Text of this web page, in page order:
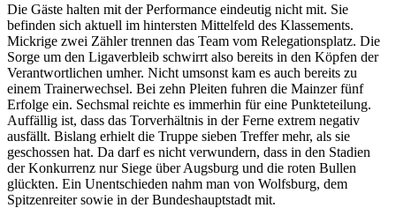
Die Gäste halten mit der Performance eindeutig nicht mit. Sie
befinden sich aktuell im hintersten Mittelfeld des Klassements.
Mickrige zwei Zähler trennen das Team vom Relegationsplatz. Die
Sorge um den Ligaverbleib schwirrt also bereits in den Köpfen der
Verantwortlichen umher. Nicht umsonst kam es auch bereits zu
einem Trainerwechsel. Bei zehn Pleiten fuhren die Mainzer fünf
Erfolge ein. Sechsmal reichte es immerhin für eine Punkteteilung.
Auffällig ist, dass das Torverhältnis in der Ferne extrem negativ
ausfällt. Bislang erhielt die Truppe sieben Treffer mehr, als sie
geschossen hat. Da darf es nicht verwundern, dass in den Stadien
der Konkurrenz nur Siege über Augsburg und die roten Bullen
glückten. Ein Unentschieden nahm man von Wolfsburg, dem
Spitzenreiter sowie in der Bundeshauptstadt mit.